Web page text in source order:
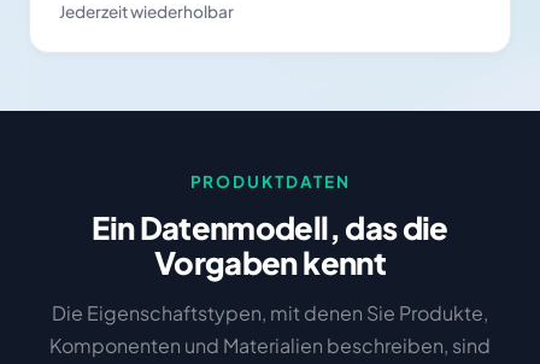
Jederzeit wiederholbar
PRODUKTDATEN
Ein Datenmodell, das die
Vorgaben kennt
Die Eigenschaftstypen, mit denen Sie Produkte,
Komponenten und Materialien beschreiben, sind